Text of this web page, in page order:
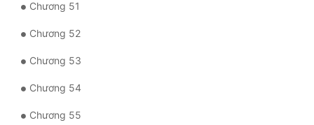
Chương 51
Chương 52
Chương 53
Chương 54
Chương 55